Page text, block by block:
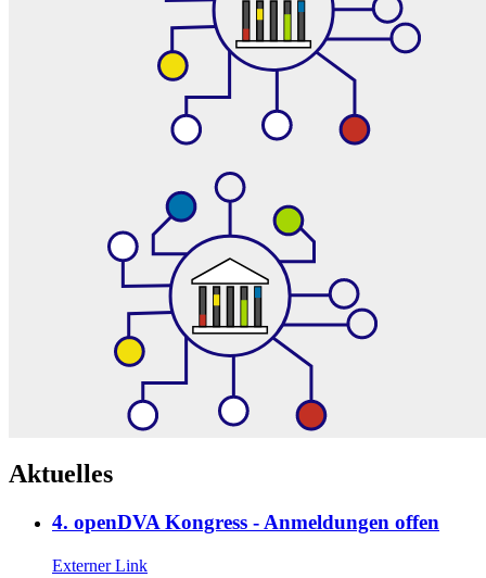
Aktuelles
4. openDVA Kongress - Anmeldungen offen
Externer Link